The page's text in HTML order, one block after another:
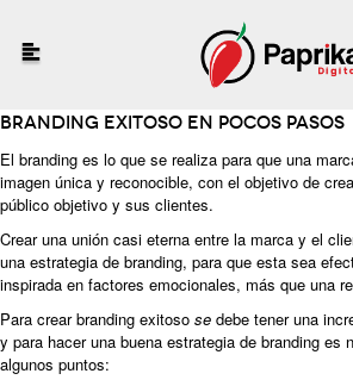
Branding exitoso en pocos pasos
El branding es lo que se realiza para que una
imagen única y reconocible, con el objetivo de
público objetivo y sus clientes.
Crear una unión casi eterna entre la marca y el
una estrategia de branding, para que esta sea
inspirada en factores emocionales, más que una
Para crear branding exitoso se debe tener una
y para hacer una buena estrategia de branding es
algunos puntos: